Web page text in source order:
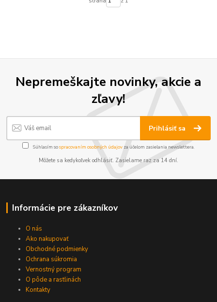
Nepremeškajte novinky, akcie a
zľavy!
Prihlásiť sa
Súhlasím sospracovaním osobných údajov za účelom zasielania newslettera.
Môžete sa kedykoľvek odhlásiť. Zasielame raz za 14 dní.
Informácie pre zákazníkov
O nás
Ako nakupovať
Obchodné podmienky
Ochrana súkromia
Vernostný program
O pôde a rastlinách
Kontakty